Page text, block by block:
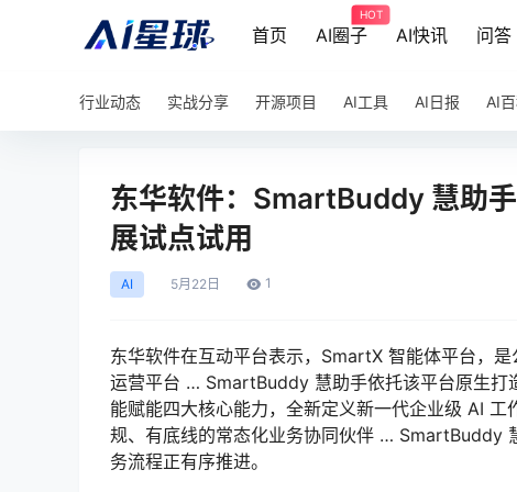
首页 AI圈子
HOT
AI快讯 问答
行业动态 实战分享 开源项目 AI工具 AI日报 AI
东华软件：SmartBuddy 慧助
展试点试用
AI 5月 22日 1
东华软件在互动平台表示，SmartX 智能体平台，
运营平台 … SmartBuddy 慧助手依托该平台原生打
能赋能四大核心能力，全新定义新一代企业级 AI
规、有底线的常态化业务协同伙伴 … SmartBuddy
务流程正有序推进。